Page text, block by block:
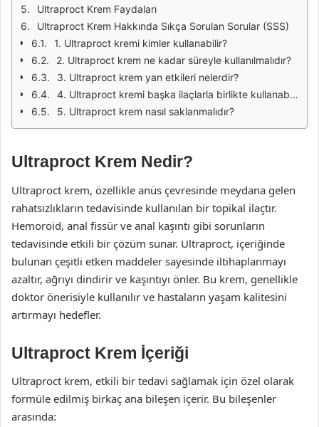
Ultraproct Krem Faydaları
Ultraproct Krem Hakkında Sıkça Sorulan Sorular (SSS)
1. Ultraproct kremi kimler kullanabilir?
2. Ultraproct krem ne kadar süreyle kullanılmalıdır?
3. Ultraproct krem yan etkileri nelerdir?
4. Ultraproct kremi başka ilaçlarla birlikte kullanabilir miyim?
5. Ultraproct krem nasıl saklanmalıdır?
Ultraproct Krem Nedir?
Ultraproct krem, özellikle anüs çevresinde meydana gelen
rahatsızlıkların tedavisinde kullanılan bir topikal ilaçtır.
Hemoroid, anal fissür ve anal kaşıntı gibi sorunların
tedavisinde etkili bir çözüm sunar. Ultraproct, içeriğinde
bulunan çeşitli etken maddeler sayesinde iltihaplanmayı
azaltır, ağrıyı dindirir ve kaşıntıyı önler. Bu krem, genellikle
doktor önerisiyle kullanılır ve hastaların yaşam kalitesini
artırmayı hedefler.
Ultraproct Krem İçeriği
Ultraproct krem, etkili bir tedavi sağlamak için özel olarak
formüle edilmiş birkaç ana bileşen içerir. Bu bileşenler
arasında: